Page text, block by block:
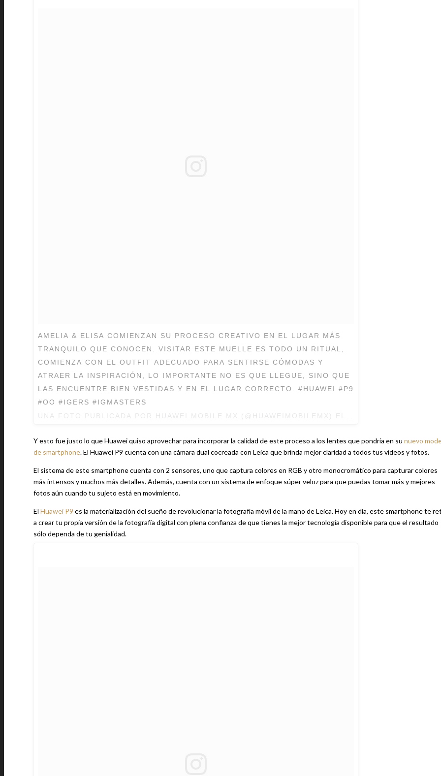
AMELIA & ELISA COMIENZAN SU PROCESO CREATIVO EN EL LUGAR MÁS
TRANQUILO QUE CONOCEN. VISITAR ESTE MUELLE ES TODO UN RITUAL,
COMIENZA CON EL OUTFIT ADECUADO PARA SENTIRSE CÓMODAS Y
ATRAER LA INSPIRACIÓN, LO IMPORTANTE NO ES QUE LLEGUE, SINO QUE
LAS ENCUENTRE BIEN VESTIDAS Y EN EL LUGAR CORRECTO. #HUAWEI #P9
#OO #IGERS #IGMASTERS
Y esto fue justo lo que Huawei quiso aprovechar para incorporar la calidad de este proceso a los lentes que pondría en su nuevo
de smartphone. El Huawei P9 cuenta con una cámara dual cocreada con Leica que brinda mejor claridad a todos tus videos y fotos.
El sistema de este smartphone cuenta con 2 sensores, uno que captura colores en RGB y otro monocromático para capturar colores
más intensos y muchos más detalles. Además, cuenta con un sistema de enfoque súper veloz para que puedas tomar más y mejores
fotos aún cuando tu sujeto está en movimiento.
El Huawei P9 es la materialización del sueño de revolucionar la fotografía móvil de la mano de Leica. Hoy en día, este smartphone te
a crear tu propia versión de la fotografía digital con plena confianza de que tienes la mejor tecnología disponible para que el resultado
sólo dependa de tu genialidad.